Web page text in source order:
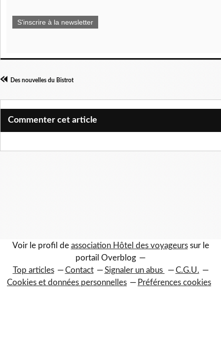
S'inscrire à la newsletter
Des nouvelles du Bistrot
Commenter cet article
Voir le profil de association Hôtel des voyageurssur le
portail Overblog
Top articles
Contact Signaler un abus
C.G.U.
Cookies et données personnelles
Préférences cookies